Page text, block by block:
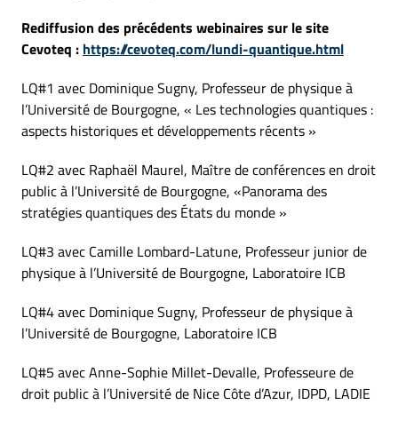
Rediffusion des précédents webinaires sur le site
Cevoteq : https://cevoteq.com/lundi-quantique.html
LQ#1 avec Dominique Sugny, Professeur de physique à
l’Université de Bourgogne, « Les technologies quantiques :
aspects historiques et développements récents »
LQ#2 avec Raphaël Maurel, Maître de conférences en droit
public à l’Université de Bourgogne, «Panorama des
stratégies quantiques des États du monde »
LQ#3 avec Camille Lombard-Latune, Professeur junior de
physique à l’Université de Bourgogne, Laboratoire ICB
LQ#4 avec Dominique Sugny, Professeur de physique à
l’Université de Bourgogne, Laboratoire ICB
LQ#5 avec Anne-Sophie Millet-Devalle, Professeure de
droit public à l’Université de Nice Côte d’Azur, IDPD, LADIE